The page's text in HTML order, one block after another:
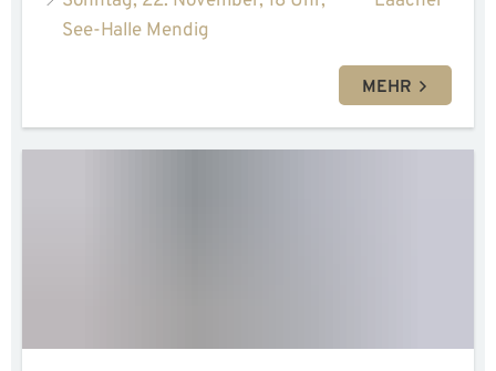
See-Halle Mendig
MEHR